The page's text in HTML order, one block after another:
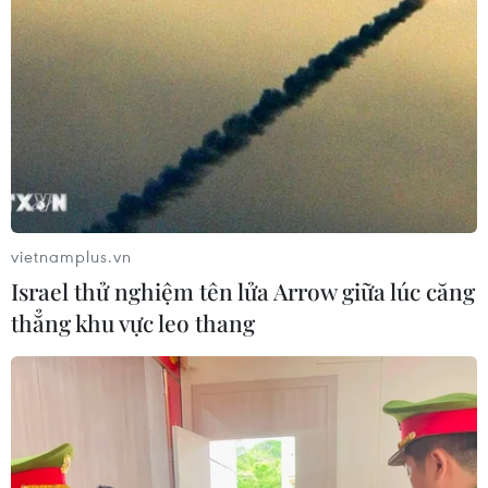
Công diễn vở hài kịch ước lệ “Cơn ghen
của Lọ Lem” của Trần Lực
24/11/2017 07:34
Nghệ sỹ ưu tú Trần Lực và các học trò vừa chính thức
vietnamplus.vn
Israel thử nghiệm tên lửa Arrow giữa lúc căng
thẳng khu vực leo thang